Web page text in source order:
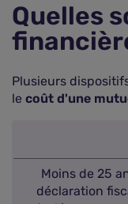
Quelles
Plusieurs
le coût d'une
Moins de 25
déclaration